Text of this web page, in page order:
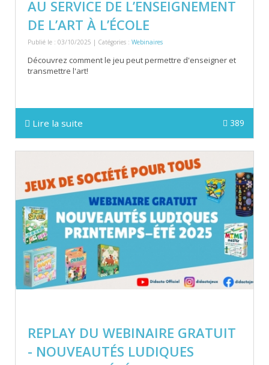
AU SERVICE DE L’ENSEIGNEMENT
DE L’ART À L’ÉCOLE
Publié le : 03/10/2025 | Catégories : Webinaires
Découvrez comment le jeu peut permettre d'enseigner et
transmettre l'art!
Lire la suite 389
REPLAY DU WEBINAIRE GRATUIT
- NOUVEAUTÉS LUDIQUES